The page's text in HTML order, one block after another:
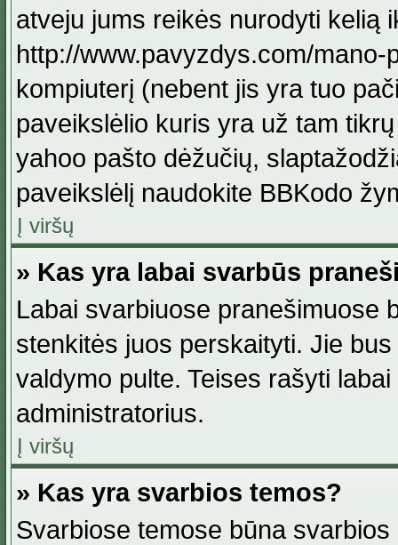
atveju jums reikės nurodyti kelią
http://www.pavyzdys.com/
kompiuterį (nebent jis yra tuo
paveikslėlio kuris yra už tam
yahoo pašto dėžučių,
paveikslėlį naudokite BBKodo
Į viršų
» Kas yra labai svarbūs
Labai svarbiuose pranešimuose
stenkitės juos perskaityti. Jie
valdymo pulte. Teises rašyti
administratorius.
Į viršų
» Kas yra svarbios temos?
Svarbiose temose būna